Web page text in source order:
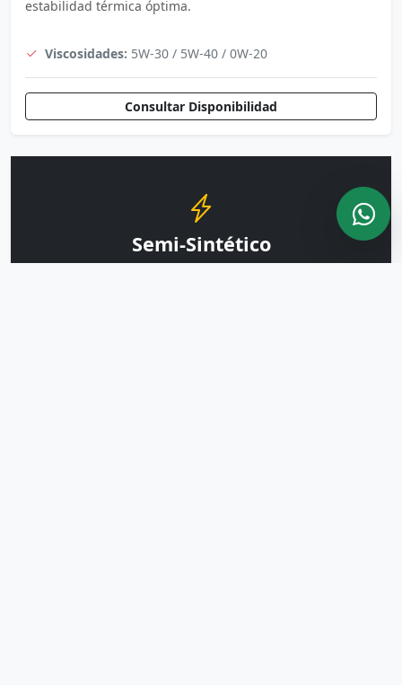
estabilidad térmica óptima.
Viscosidades: 5W-30 / 5W-40 / 0W-20
Consultar Disponibilidad
Semi-Sintético